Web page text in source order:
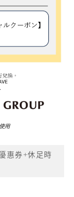
用
惠券+休足時